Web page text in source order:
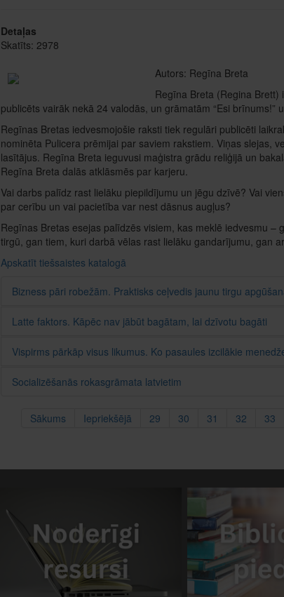
Detaļas
Skatīts: 2978
Autors: Regīna Breta
Regīna Breta (Regina Brett)
publicēts vairāk nekā 24 valodās, un grāmatām “Esi brīnums!”
Regīnas Bretas iedvesmojošie raksti tiek regulāri publicēti
nominēta Pulicera prēmijai par saviem rakstiem. Viņas slejas,
lasītājus. Regīna Breta ieguvusi maģistra grādu reliģijā un
Regīna Breta dalās atklāsmēs par karjeru.
Vai darbs palīdz rast lielāku piepildījumu un jēgu dzīvē? Vai
par cerību un vai pacietība var nest dāsnus augļus?
Regīnas Bretas esejas palīdzēs visiem, kas meklē iedvesmu
tirgū, gan tiem, kuri darbā vēlas rast lielāku gandarījumu, gan
Apskatīt tiešsaistes katalogā
Bizness pāri robežām. Praktisks ceļvedis jaunu tirgu
Latte faktors. Kāpēc nav jābūt bagātam, lai dzīvotu bagāti
Vispirms pārkāp visus likumus. Ko pasaules izcilākie
Socializēšanās rokasgrāmata latvietim
Sākums Iepriekšējā 29 30 31 32 33